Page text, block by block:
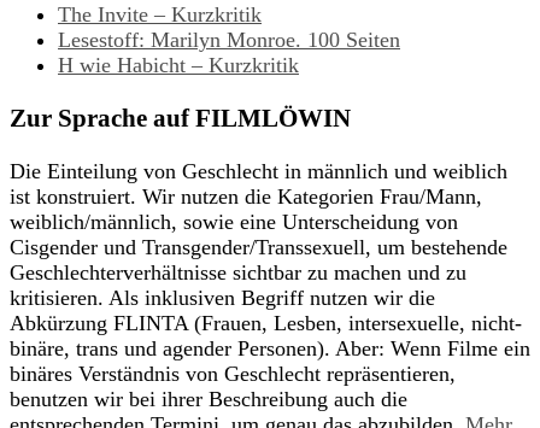
The Invite – Kurzkritik
Lesestoff: Marilyn Monroe. 100 Seiten
H wie Habicht – Kurzkritik
Zur Sprache auf FILMLÖWIN
Die Einteilung von Geschlecht in männlich und weiblich
ist konstruiert. Wir nutzen die Kategorien Frau/Mann,
weiblich/männlich, sowie eine Unterscheidung von
Cisgender und Transgender/Transsexuell, um bestehende
Geschlechterverhältnisse sichtbar zu machen und zu
kritisieren. Als inklusiven Begriff nutzen wir die
Abkürzung FLINTA (Frauen, Lesben, intersexuelle, nicht-
binäre, trans und agender Personen). Aber: Wenn Filme ein
binäres Verständnis von Geschlecht repräsentieren,
benutzen wir bei ihrer Beschreibung auch die